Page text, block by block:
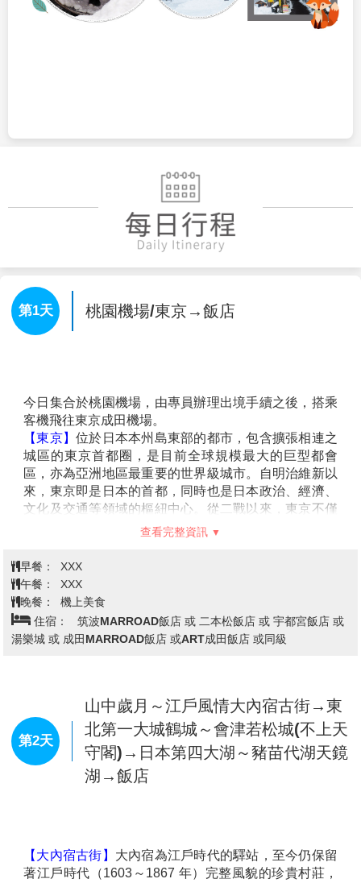
第1天 桃園機場/東京→飯店
今日集合於桃園機場，由專員辦理出境手續之後，搭乘
客機飛往東京成田機場。
【東京】
位於日本本州島東部的都市，包含擴張相連之
城區的東京首都圈，是目前全球規模最大的巨型都會
為世界流行時尚與設計產業重鎮，亦為世界經濟最進步
富裕及商業活動發達度居首位之城市。
查看完整資訊